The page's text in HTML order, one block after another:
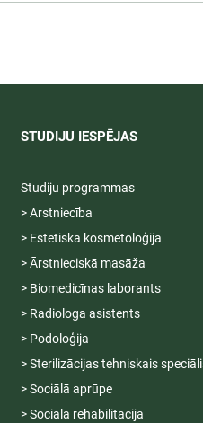
STUDIJU IESPĒJAS
Studiju programmas
> Ārstniecība
> Estētiskā kosmetoloģija
> Ārstnieciskā masāža
> Biomedicīnas laborants
> Radiologa asistents
> Podoloģija
> Sterilizācijas tehniskais
> Sociālā aprūpe
> Sociālā rehabilitācija